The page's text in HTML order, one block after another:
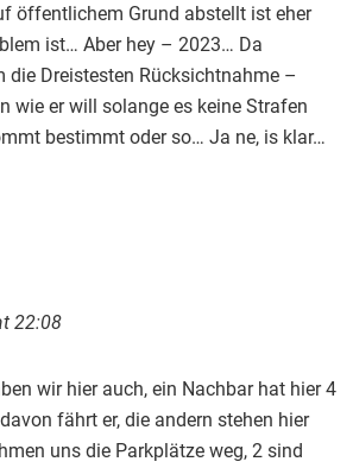
öffentlichem Grund abstellt ist eher
ist… Aber hey – 2023… Da
die Dreistesten Rücksichtnahme –
wie er will solange es keine Strafen
bestimmt oder so… Ja ne, is klar…
22:08
wir hier auch, ein Nachbar hat hier 4
fährt er, die andern stehen hier
uns die Parkplätze weg, 2 sind